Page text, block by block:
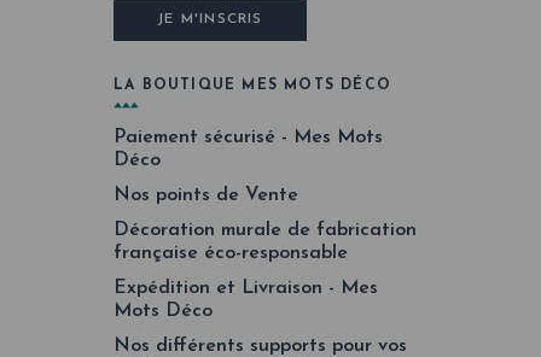
JE M'INSCRIS
LA BOUTIQUE MES MOTS DÉCO
Paiement sécurisé - Mes Mots
Déco
Nos points de Vente
Décoration murale de fabrication
française éco-responsable
Expédition et Livraison - Mes
Mots Déco
Nos différents supports pour vos